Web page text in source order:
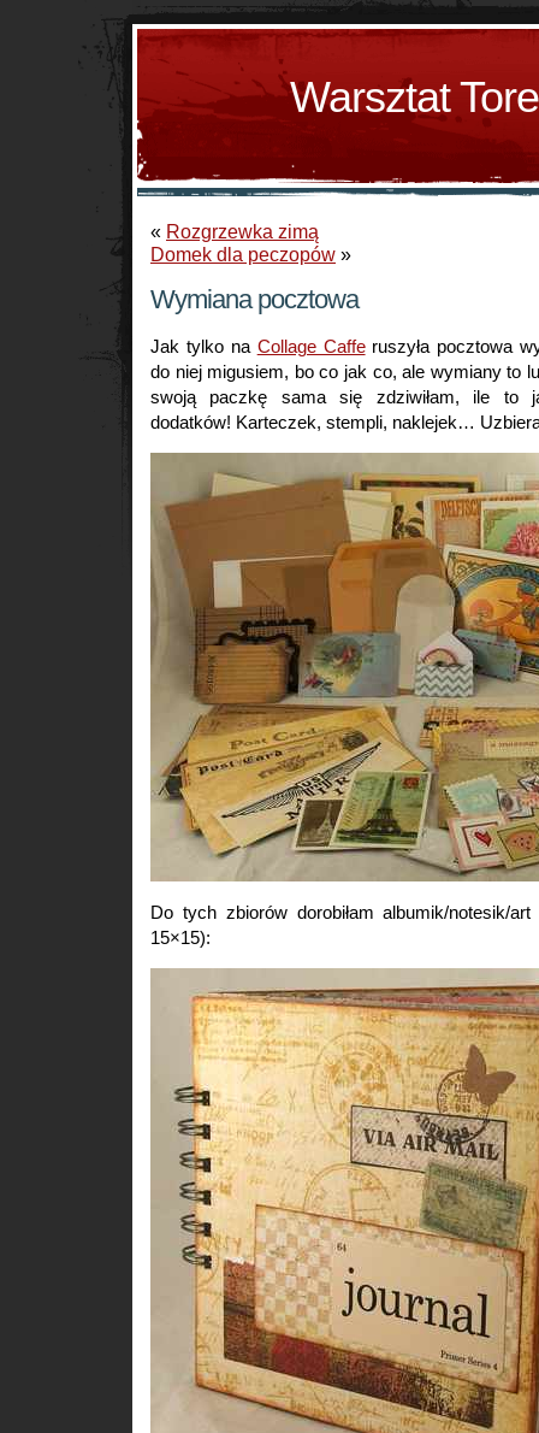
Warsztat
« Rozgrzewka zimą
Domek dla peczopów »
Wymiana pocztowa
Jak tylko na Collage Cafferuszyła pocztowa
do niej migusiem, bo co jak co, ale wymiany to
swoją paczkę sama się zdziwiłam, ile to
dodatków! Karteczek, stempli, naklejek…
Do tych zbiorów dorobiłam albumik/notesik/
15×15):